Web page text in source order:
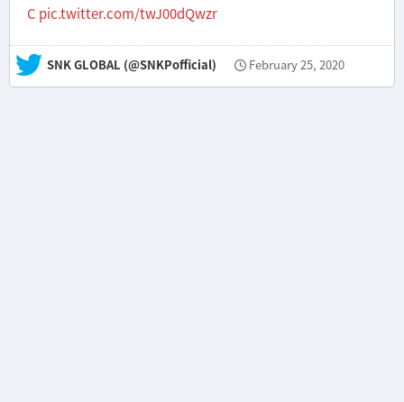
C pic.twitter.com/twJ00dQwzr
— SNK GLOBAL (@SNKPofficial) February 25, 2020